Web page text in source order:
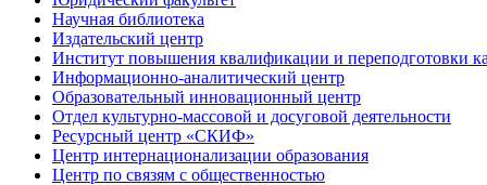
Научная библиотека
Издательский центр
Институт повышения квалификации и переподготовки
Информационно-аналитический центр
Образовательный инновационный центр
Отдел культурно-массовой и досуговой деятельности
Ресурсный центр «СКИФ»
Центр интернационализации образования
Центр по связям с общественностью